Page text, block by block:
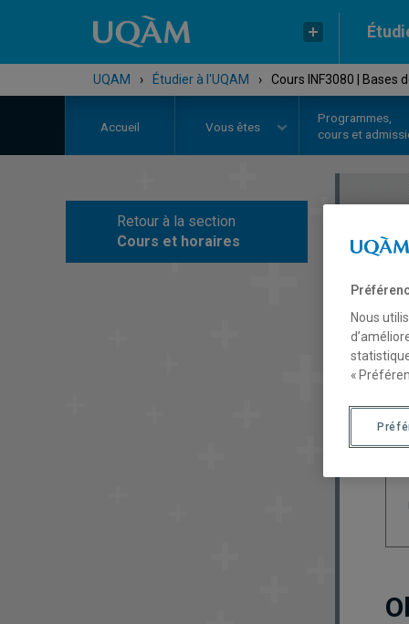
UQAM › Étudier à l'UQAM › Cours INF3080 | Bases
Accueil Vous êtes
Programmes,
cours et
Retour à la section
Cours et horaires
Nous
«